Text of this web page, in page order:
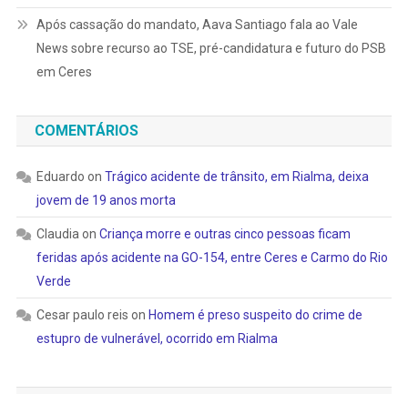
Após cassação do mandato, Aava Santiago fala ao Vale
News sobre recurso ao TSE, pré-candidatura e futuro do PSB
em Ceres
COMENTÁRIOS
Eduardo on Trágico acidente de trânsito, em Rialma, deixa
jovem de 19 anos morta
Claudia on Criança morre e outras cinco pessoas ficam
feridas após acidente na GO-154, entre Ceres e Carmo do Rio
Verde
Cesar paulo reis on Homem é preso suspeito do crime de
estupro de vulnerável, ocorrido em Rialma